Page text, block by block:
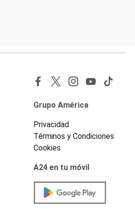
Grupo América
Privacidad
Términos y Condiciones
Cookies
A24 en tu móvil